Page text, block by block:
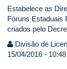
Estabelece as
Fóruns Estaduais
criados pelo
Divisão de
15/04/2016 - 10:48